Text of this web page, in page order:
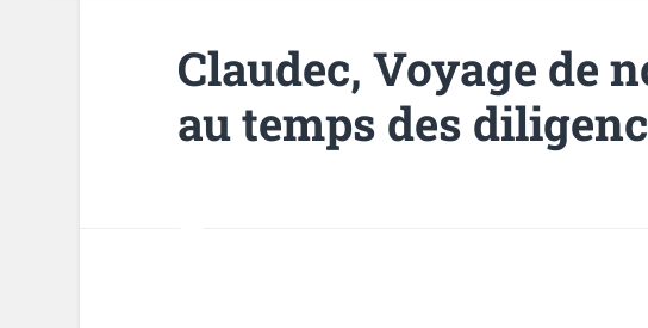
Claudec, Voyage de
au temps des